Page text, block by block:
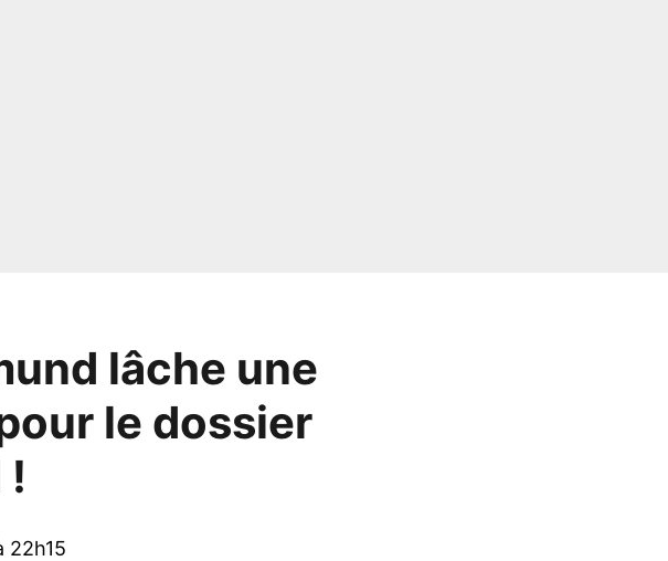
lâche une
le dossier
!
22h15